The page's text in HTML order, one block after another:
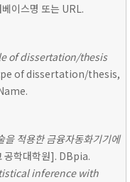
이스명 또는 URL.
of dissertation/thesis
of dissertation/thesis,
을 적용한 금융자동화기기에
공학대학원]. DBpia.
inference with